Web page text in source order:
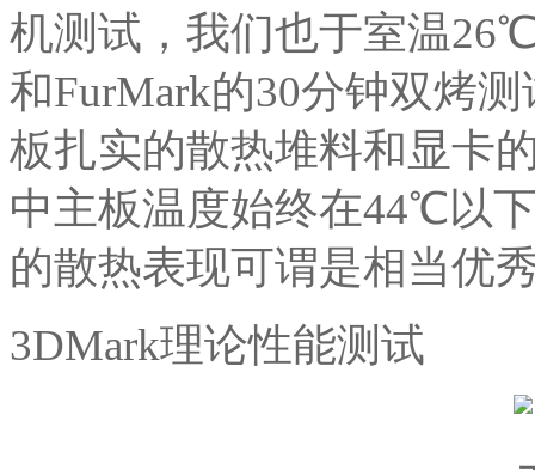
机测试，我们也于室温
和FurMark的30分钟双烤
板扎实的散热堆料和显卡
中主板温度始终在44℃以
的散热表现可谓是相当优
3DMark理论性能测试